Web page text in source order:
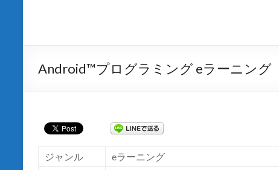
Android™プログラミング eラーニング
ジャンル eラーニング